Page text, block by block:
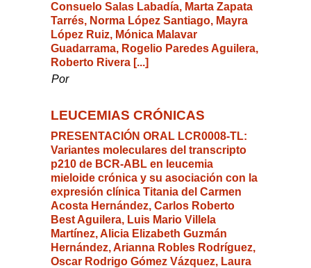
Consuelo Salas Labadía, Marta Zapata
Tarrés, Norma López Santiago, Mayra
López Ruiz, Mónica Malavar
Guadarrama, Rogelio Paredes Aguilera,
Roberto Rivera [...]
Por
LEUCEMIAS CRÓNICAS
PRESENTACIÓN ORAL LCR0008-TL:
Variantes moleculares del transcripto
p210 de BCR-ABL en leucemia
mieloide crónica y su asociación con la
expresión clínica Titania del Carmen
Acosta Hernández, Carlos Roberto
Best Aguilera, Luis Mario Villela
Martínez, Alicia Elizabeth Guzmán
Hernández, Arianna Robles Rodríguez,
Oscar Rodrigo Gómez Vázquez, Laura